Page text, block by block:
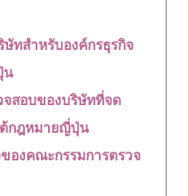
ทสำหรับองค์กรธุรกิจ
น
จสอบของบริษัทที่จด
ต้กฎหมายญี่ปุ่น
องคณะกรรมการตรวจ